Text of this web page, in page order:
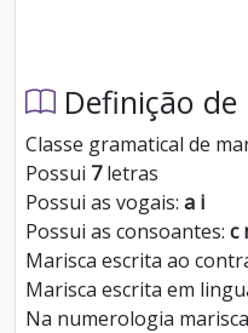
Definição de
Classe gramatical de
Possui 7letras
Possui as vogais: a i
Possui as consoantes: c
Marisca escrita ao
Marisca escrita em
Na numerologia